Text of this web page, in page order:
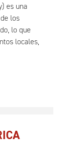
es una
los
lo que
locales,